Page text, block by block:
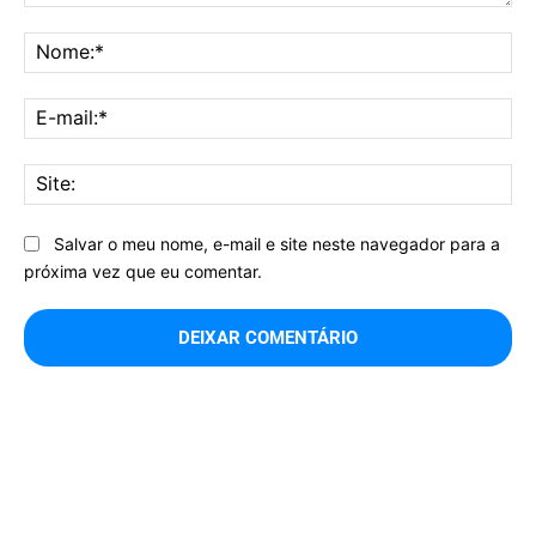
Salvar o meu nome, e-mail e site neste navegador para a
próxima vez que eu comentar.